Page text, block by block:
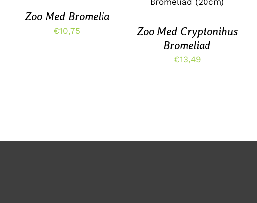
MEERDERE
Zoo Med Bromelia
€10,75
DETAILS
Zoo Med Cryptonihus
Bromeliad
€13,49